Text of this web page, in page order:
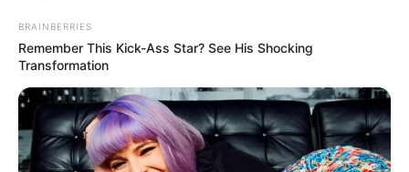
BRAINBERRIES
Remember This Kick-Ass Star? See His Shocking
Transformation